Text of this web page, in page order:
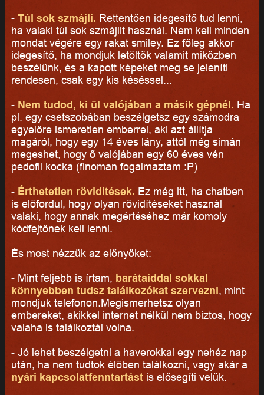
- Túl sok szmájli. Rettentően idegesítő tud lenni,
ha valaki túl sok szmájlit használ. Nem kell minden
mondat végére egy rakat smiley. Ez főleg akkor
idegesítő, ha mondjuk letöltök valamit miközben
beszélünk, és a kapott képeket meg se jeleníti
rendesen, csak egy kis késéssel...
- Nem tudod, ki ül valójában a másik gépnél. Ha
pl. egy csetszobában beszélgetsz egy számodra
egyelőre ismeretlen emberrel, aki azt állítja
magáról, hogy egy 14 éves lány, attól még simán
megeshet, hogy ő valójában egy 60 éves vén
pedofil kocka (finoman fogalmaztam :P)
- Érthetetlen rövidítések. Ez még itt, ha chatben
is előfordul, hogy olyan rövidítéseket használ
valaki, hogy annak megértéséhez már komoly
kódfejtőnek kell lenni.
És most nézzük az előnyöket:
- Mint feljebb is írtam, barátaiddal sokkal
könnyebben tudsz találkozókat szervezni, mint
mondjuk telefonon.Megismerhetsz olyan
embereket, akikkel internet nélkül nem biztos, hogy
valaha is találkoztál volna.
- Jó lehet beszélgetni a haverokkal egy nehéz nap
után, ha nem tudtok élőben találkozni, vagy akár a
nyári kapcsolatfenntartást is elősegíti velük.